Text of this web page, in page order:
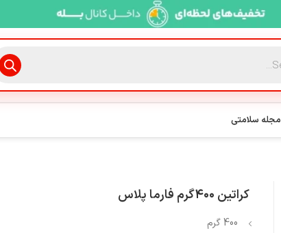
مجله سلامتی
کراتین ۴۰۰گرم فارما پلاس
400 گرم